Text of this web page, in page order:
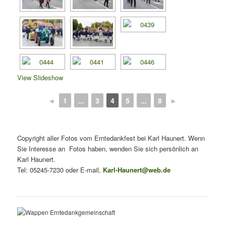
View Slideshow
◄ 1 ... 3 4 5 ... 8 ►
Copyright aller Fotos vom Erntedankfest bei Karl Haunert. Wenn
Sie Interesse an Fotos haben, wenden Sie sich persönlich an
Karl Haunert.
Tel: 05245-7230 oder E-mail, Karl-Haunert@web.de